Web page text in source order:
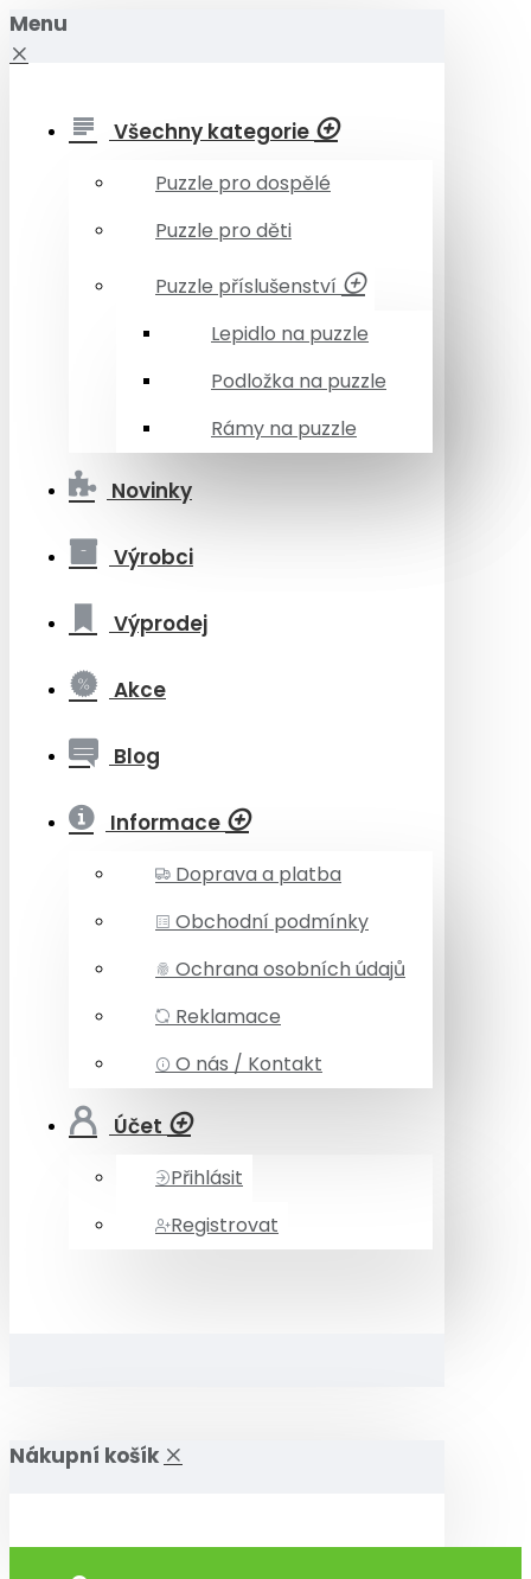
Menu
Všechny kategorie
Puzzle pro dospělé
Puzzle pro děti
Puzzle příslušenství
Lepidlo na puzzle
Podložka na puzzle
Rámy na puzzle
Novinky
Výrobci
Výprodej
Akce
Blog
Informace
Doprava a platba
Obchodní podmínky
Ochrana osobních údajů
Reklamace
O nás / Kontakt
Účet
Přihlásit
Registrovat
Nákupní košík